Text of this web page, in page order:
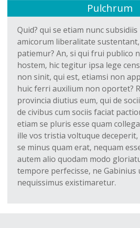
Pulchrum
Quid? qui se etiam nunc
amicorum liberalitate
patiemur? An, si qui frui publico
hostem, hic tegitur ipsa lege
non sinit, qui est, etiamsi non
huic ferri auxilium non oportet?
provincia diutius eum, qui de
de civibus cum sociis faciat
etiam se pluris esse quam
ille vos tristia voltuque
se minus quam erat, nequam
autem alio quodam modo
tempore perfecisse, ne Gabinius
nequissimus existimaretur.